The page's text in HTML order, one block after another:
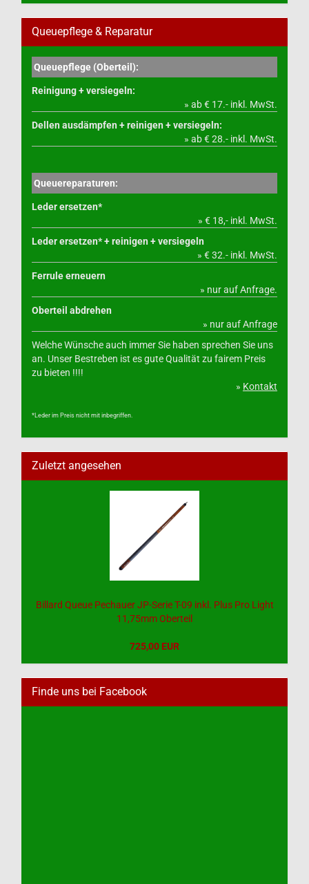
Queuepflege & Reparatur
Queuepflege (Oberteil):
Reinigung + versiegeln:
» ab € 17.- inkl. MwSt.
Dellen ausdämpfen + reinigen + versiegeln:
» ab € 28.- inkl. MwSt.
Queuereparaturen:
Leder ersetzen*
» € 18,- inkl. MwSt.
Leder ersetzen* + reinigen + versiegeln
» € 32.- inkl. MwSt.
Ferrule erneuern
» nur auf Anfrage.
Oberteil abdrehen
» nur auf Anfrage
Welche Wünsche auch immer Sie haben sprechen Sie uns
an. Unser Bestreben ist es gute Qualität zu fairem Preis
zu bieten !!!!
» Kontakt
*Leder im Preis nicht mit inbegriffen.
Zuletzt angesehen
Billard Queue Pechauer JP-Serie T-09 inkl. Plus Pro Light
11,75mm Oberteil
725,00 EUR
Finde uns bei Facebook